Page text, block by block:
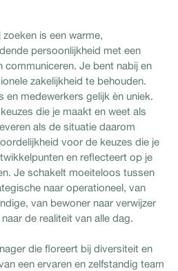
is een warme,
persoonlijkheid met een
communiceren. Je bent nabij en
zakelijkheid te behouden.
en medewerkers gelijk èn uniek.
die je maakt en weet als
als de situatie daarom
voor de keuzes die je
en reflecteert op je
Je schakelt moeiteloos tussen
naar operationeel, van
van bewoner naar verwijzer
de realiteit van alle dag.
die floreert bij diversiteit en
een ervaren en zelfstandig team